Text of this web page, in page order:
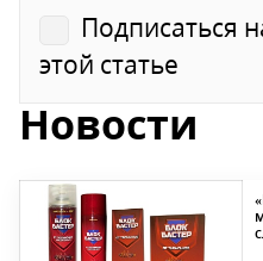
Подписаться
этой статье
Новости